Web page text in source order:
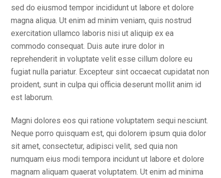
sed do eiusmod tempor incididunt ut labore et dolore
magna aliqua. Ut enim ad minim veniam, quis nostrud
exercitation ullamco laboris nisi ut aliquip ex ea
commodo consequat. Duis aute irure dolor in
reprehenderit in voluptate velit esse cillum dolore eu
fugiat nulla pariatur. Excepteur sint occaecat cupidatat non
proident, sunt in culpa qui officia deserunt mollit anim id
est laborum.
Magni dolores eos qui ratione voluptatem sequi nesciunt.
Neque porro quisquam est, qui dolorem ipsum quia dolor
sit amet, consectetur, adipisci velit, sed quia non
numquam eius modi tempora incidunt ut labore et dolore
magnam aliquam quaerat voluptatem. Ut enim ad minima